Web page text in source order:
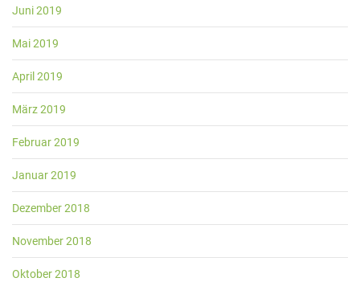
Juni 2019
Mai 2019
April 2019
März 2019
Februar 2019
Januar 2019
Dezember 2018
November 2018
Oktober 2018